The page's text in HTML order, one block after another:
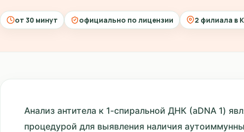
от 30 минут официально по лицензии 2 филиала в
Анализ антитела к 1-спиральной ДНК (aDNA 1)
процедурой для выявления наличия